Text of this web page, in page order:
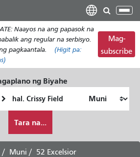
pangunahing
nilalaman
I-
ang
Naayos na ang papasok na
ang regular na serbisyo.
pagkaantala.
(Higit pa:
Mag-
subscribe
ng Biyahe
ko
gustong
maglakbay
Tara na...
Muni
52 Excelsior